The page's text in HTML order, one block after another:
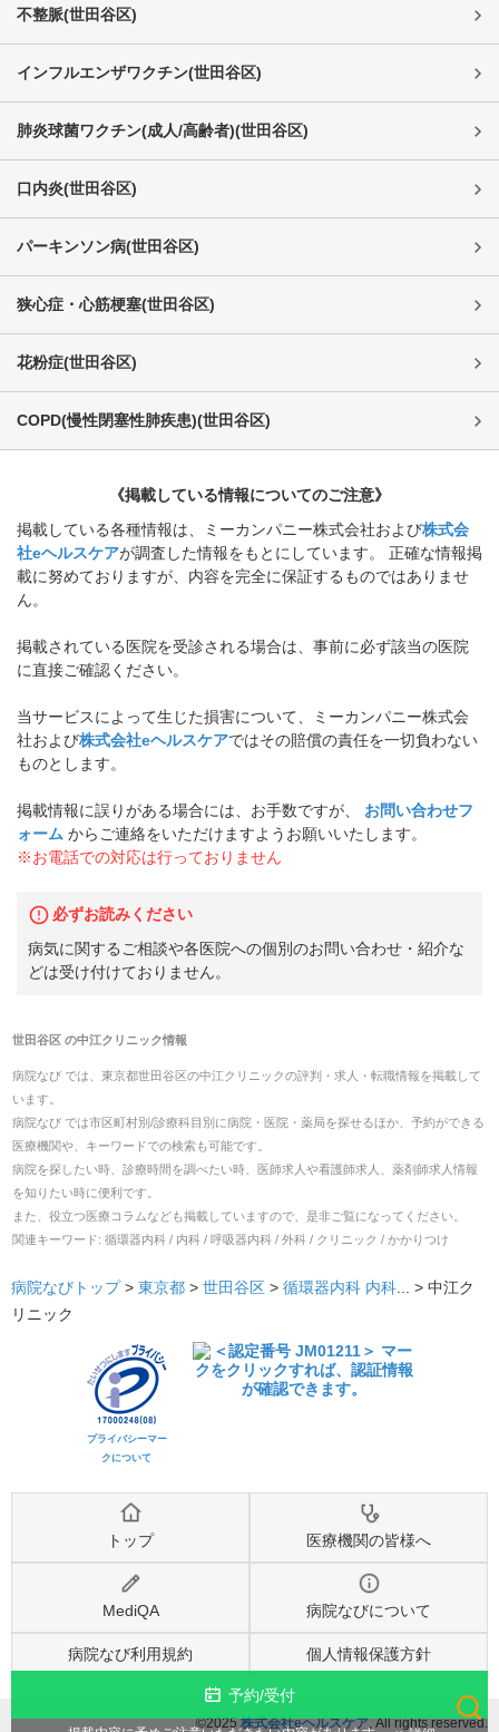
不整脈(世田谷区)
インフルエンザワクチン(世田谷区)
肺炎球菌ワクチン(成人/高齢者)(世田谷区)
口内炎(世田谷区)
パーキンソン病(世田谷区)
狭心症・心筋梗塞(世田谷区)
花粉症(世田谷区)
COPD(慢性閉塞性肺疾患)(世田谷区)
《掲載している情報についてのご注意》
掲載している各種情報は、ミーカンパニー株式会社および株式会
社eヘルスケアが調査した情報をもとにしています。 正確な情報掲
載に努めておりますが、内容を完全に保証するものではありませ
ん。
掲載されている医院を受診される場合は、事前に必ず該当の医院
に直接ご確認ください。
当サービスによって生じた損害について、ミーカンパニー株式会
社および株式会社eヘルスケアではその賠償の責任を一切負わない
ものとします。
掲載情報に誤りがある場合には、お手数ですが、
お問い合わせフ
ォーム からご連絡をいただけますようお願いいたします。
※お電話での対応は行っておりません
必ずお読みください
病気に関するご相談や各医院への個別のお問い合わせ・紹介な
どは受け付けておりません。
世田谷区 の中江クリニック情報
病院なび では、 東京都世田谷区の中江クリニックの評判・求人・転職情報を掲載して
います。
病院なび では市区町村別/診療科目別に病院・医院・薬局を探せるほか、予約ができる
医療機関や、キーワードでの検索も可能です。
病院を探したい時、診療時間を調べたい時、医師求人や看護師求人、薬剤師求人情報
を知りたい時に便利です。
また、役立つ医療コラムなども掲載していますので、是非ご覧になってください。
関連キーワード: 循環器内科 / 内科 / 呼吸器内科 / 外科 / クリニック / かかりつけ
予約/受付
病院なびトップ > 東京都 > 世田谷区 > 循環器内科 内科 ... > 中江ク
リニック
プライバシーマー
クについて
トップ 医療機関の皆様へ
MediQA 病院なびについて
病院なび利用規約 個人情報保護方針
©2025 株式会社eヘルスケア, All rights reserved.